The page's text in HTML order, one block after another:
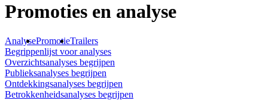
Promoties en analyse
AnalysePromotieTrailers
Begrippenlijst voor analyses
Overzichtsanalyses begrijpen
Publieksanalyses begrijpen
Ontdekkingsanalyses begrijpen
Betrokkenheidsanalyses begrijpen